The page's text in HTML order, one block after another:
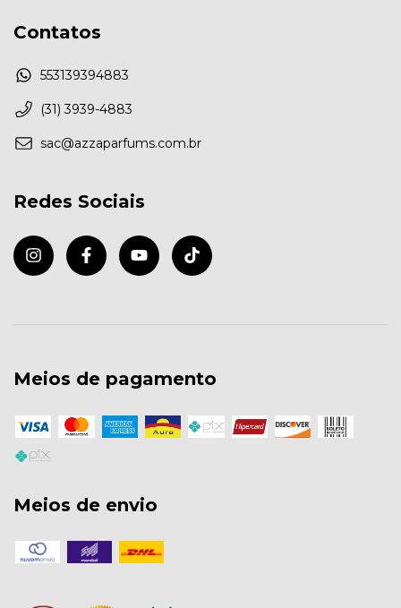
Contatos
553139394883
(31) 3939-4883
sac@azzaparfums.com.br
Redes Sociais
Meios de pagamento
Meios de envio